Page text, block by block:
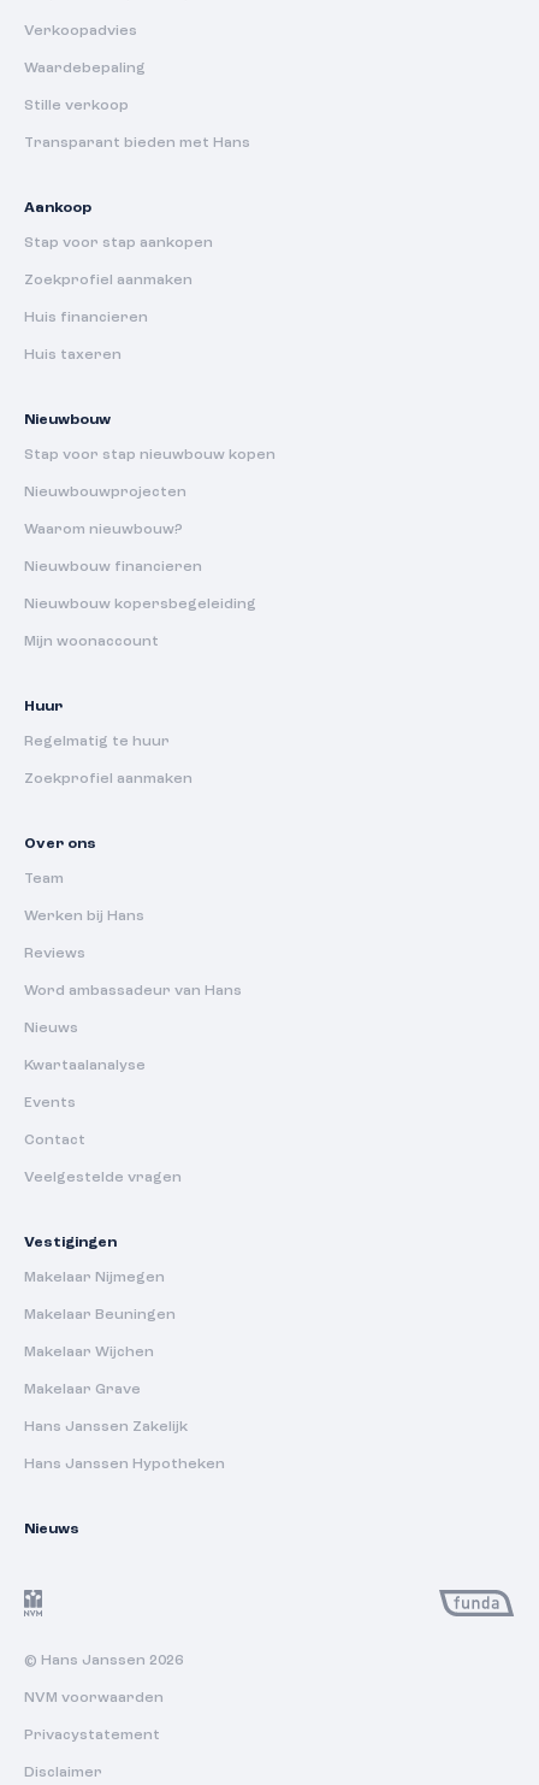
Verkoopadvies
Waardebepaling
Stille verkoop
Transparant bieden met Hans
Aankoop
Stap voor stap aankopen
Zoekprofiel aanmaken
Huis financieren
Huis taxeren
Nieuwbouw
Stap voor stap nieuwbouw kopen
Nieuwbouwprojecten
Waarom nieuwbouw?
Nieuwbouw financieren
Nieuwbouw kopersbegeleiding
Mijn woonaccount
Huur
Regelmatig te huur
Zoekprofiel aanmaken
Over ons
Team
Werken bij Hans
Reviews
Word ambassadeur van Hans
Nieuws
Kwartaalanalyse
Events
Contact
Veelgestelde vragen
Vestigingen
Makelaar Nijmegen
Makelaar Beuningen
Makelaar Wijchen
Makelaar Grave
Hans Janssen Zakelijk
Hans Janssen Hypotheken
Nieuws
© Hans Janssen 2026
NVM voorwaarden
Privacystatement
Disclaimer